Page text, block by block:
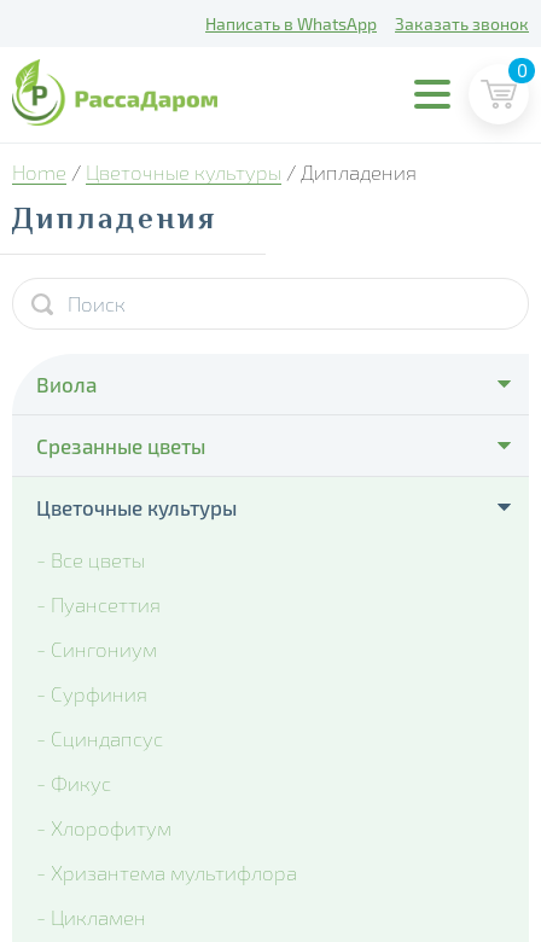
Написать в WhatsApp Заказать звонок
0
Home / Цветочные культуры / Дипладения
Дипладения
Виола
- Cello Deep Orange
- Colossus Pure Golden Yellow
- Delta Clear Color mix
- Delta Pro Violet and White
- Matrix Blue Blotch
- Matrix Citrus Mix
- Matrix Denim
- Matrix Mix Blotch
- Matrix White
- Matrix Yellow Blotch
- Spring Matrix Blue Wing
Срезанные цветы
- Тюльпаны
Цветочные культуры
- Все цветы
- Пуансеттия
- Сингониум
- Сурфиния
- Сциндапсус
- Фикус
- Хлорофитум
- Хризантема мультифлора
- Цикламен